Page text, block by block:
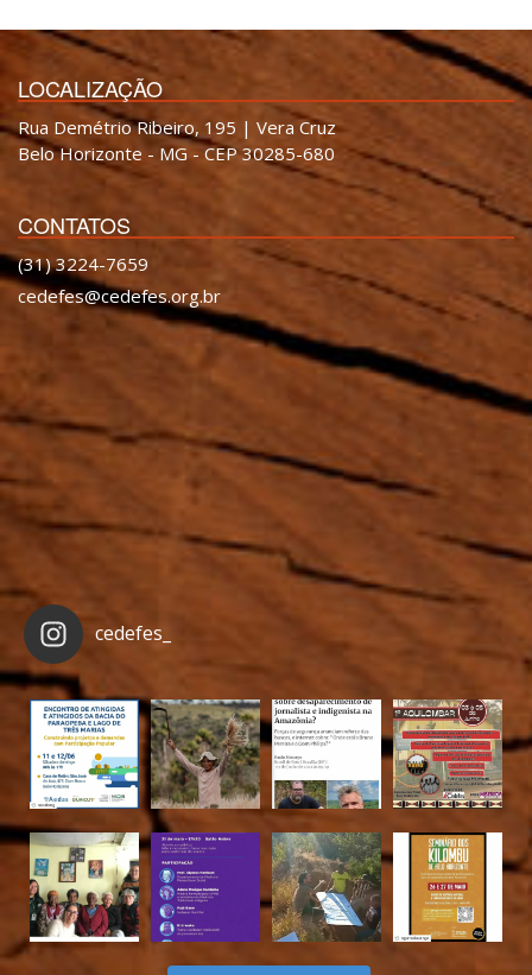
LOCALIZAÇÃO
Rua Demétrio Ribeiro, 195 | Vera Cruz
Belo Horizonte - MG - CEP 30285-680
CONTATOS
(31) 3224-7659
cedefes@cedefes.org.br
cedefes_